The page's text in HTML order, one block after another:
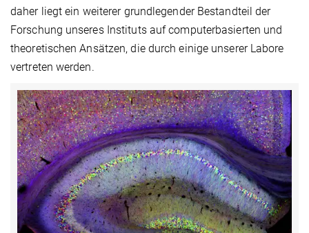
daher liegt ein weiterer grundlegender Bestandteil der
Forschung unseres Instituts auf computerbasierten und
theoretischen Ansätzen, die durch einige unserer Labore
vertreten werden.